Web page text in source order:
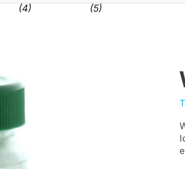
(4) (5)